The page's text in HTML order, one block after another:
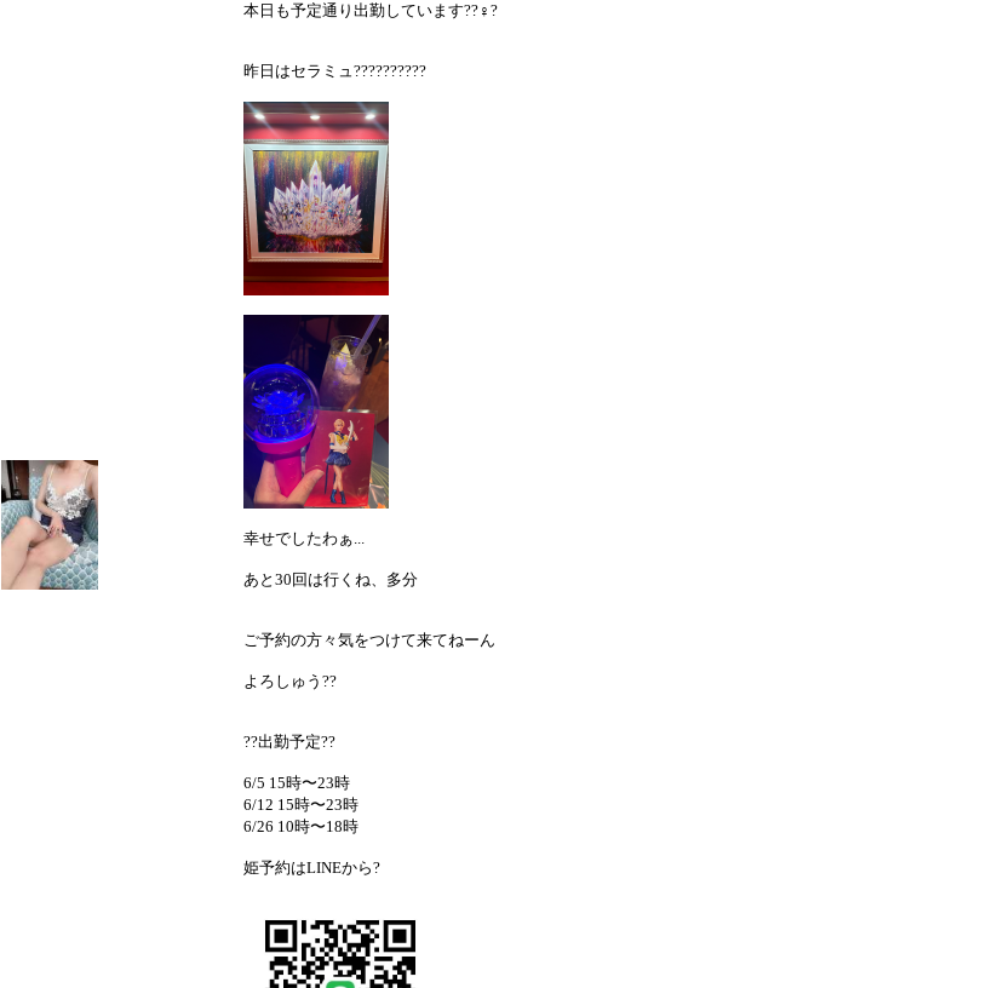
本日も予定通り出勤しています??♀?
昨日はセラミュ??????????
幸せでしたわぁ...
あと30回は行くね、多分
ご予約の方々気をつけて来てねーん
よろしゅう??
??出勤予定??
6/5 15時〜23時
6/12 15時〜23時
6/26 10時〜18時
姫予約はLINEから?